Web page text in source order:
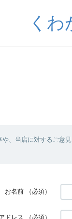
くわ
や、当店に対するご意
お名前 （必須）
ドレス （必須）